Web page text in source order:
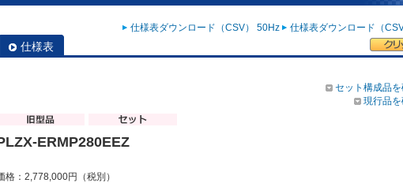
仕様表ダウンロード（CSV） 50Hz 仕様表ダウンロード（
仕様表
セット構成品
現行品
ERMP280EEZ
格：2,778,000円（税別）